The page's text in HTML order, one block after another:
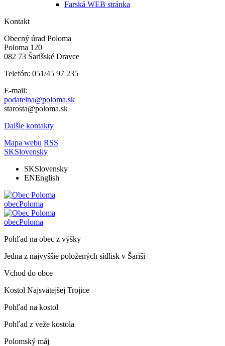
Farská WEB stránka
Kontakt
Obecný úrad Poloma
Poloma 120
082 73 Šarišské Dravce
Telefón: 051/45 97 235
E-mail:
podatelna@poloma.sk
starosta@poloma.sk
Dalšie kontakty
Mapa webu RSS
SKSlovensky
SKSlovensky
ENEnglish
obecPoloma
obecPoloma
Pohľad na obec z výšky
Jedna z najvyššie položených sídlisk v Šariši
Vchod do obce
Kostol Najsvätejšej Trojice
Pohľad na kostol
Pohľad z veže kostola
Polomský máj